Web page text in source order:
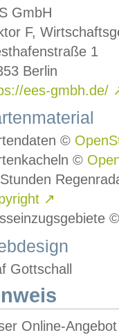
GmbH
F,
1
Berlin
ees-gmbh.de/
©
©
↗
Gottschall
Online-